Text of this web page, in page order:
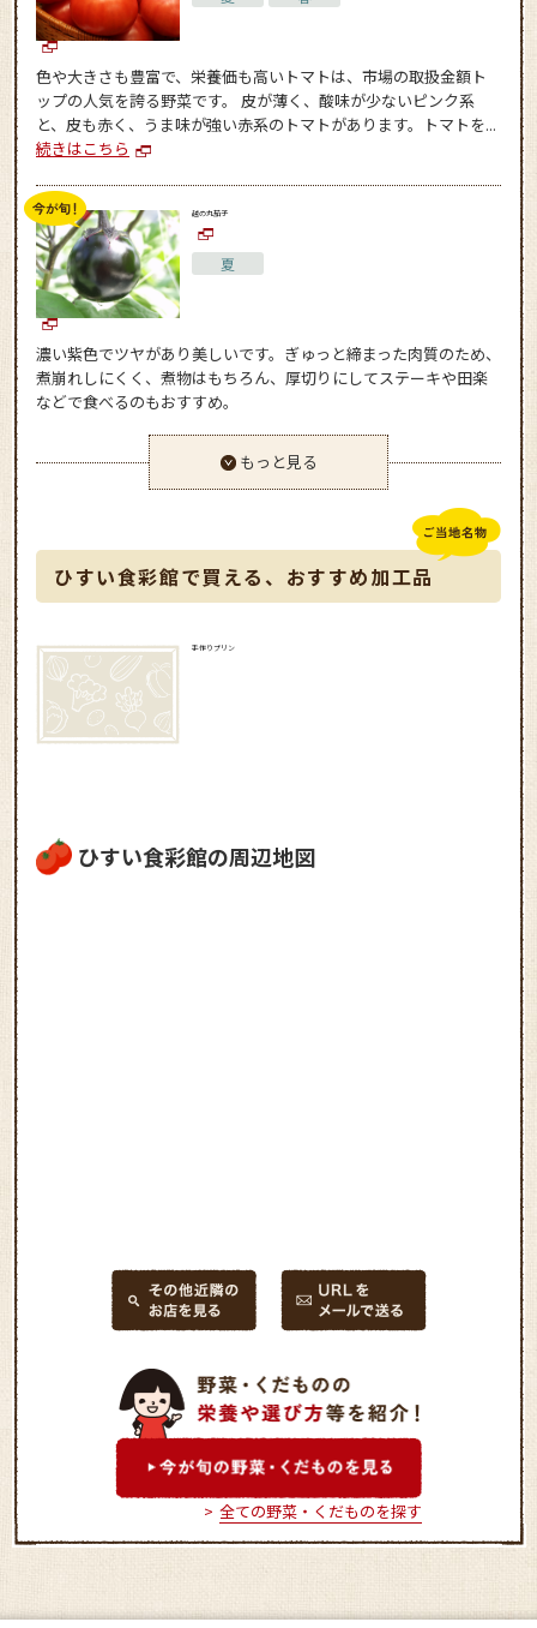
色や大きさも豊富で、栄養価も高いトマトは、市場の取扱金額ト
ップの人気を誇る野菜です。 皮が薄く、酸味が少ないピンク系
と、皮も赤く、うま味が強い赤系のトマトがあります。トマトを...
続きはこちら
越の丸茄子
夏
濃い紫色でツヤがあり美しいです。ぎゅっと締まった肉質のため、
煮崩れしにくく、煮物はもちろん、厚切りにしてステーキや田楽
などで食べるのもおすすめ。
もっと見る
ひすい食彩館で買える、おすすめ加工品
手作りプリン
ひすい食彩館の周辺地図
全ての野菜・くだものを探す